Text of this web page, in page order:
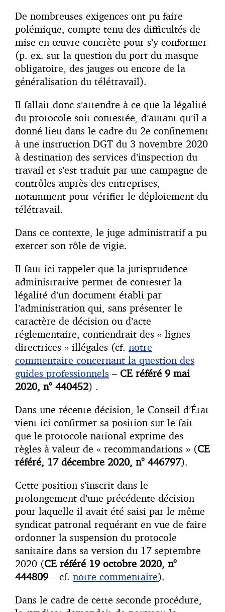
De nombreuses exigences ont pu faire
polémique, compte tenu des difficultés de
mise en œuvre concrète pour s’y conformer
(p. ex. sur la question du port du masque
obligatoire, des jauges ou encore de la
généralisation du télétravail).
Il fallait donc s’attendre à ce que la légalité
du protocole soit contestée, d’autant qu’il a
donné lieu dans le cadre du 2e confinement
à une instruction DGT du 3 novembre 2020
à destination des services d’inspection du
travail et s’est traduit par une campagne de
contrôles auprès des entreprises,
notamment pour vérifier le déploiement du
télétravail.
Dans ce contexte, le juge administratif a pu
exercer son rôle de vigie.
Il faut ici rappeler que la jurisprudence
administrative permet de contester la
légalité d’un document établi par
l’administration qui, sans présenter le
caractère de décision ou d’acte
réglementaire, contiendrait des « lignes
directrices » illégales (cf. notre
commentaire concernant la question des
guides professionnels – CE référé 9 mai
2020, n° 440452) .
Dans une récente décision, le Conseil d’État
vient ici confirmer sa position sur le fait
que le protocole national exprime des
règles à valeur de « recommandations » (CE
référé, 17 décembre 2020, n° 446797).
Cette position s’inscrit dans le
prolongement d’une précédente décision
pour laquelle il avait été saisi par le même
syndicat patronal requérant en vue de faire
ordonner la suspension du protocole
sanitaire dans sa version du 17 septembre
2020 (CE référé 19 octobre 2020, n°
444809 – cf. notre commentaire).
Dans le cadre de cette seconde procédure,